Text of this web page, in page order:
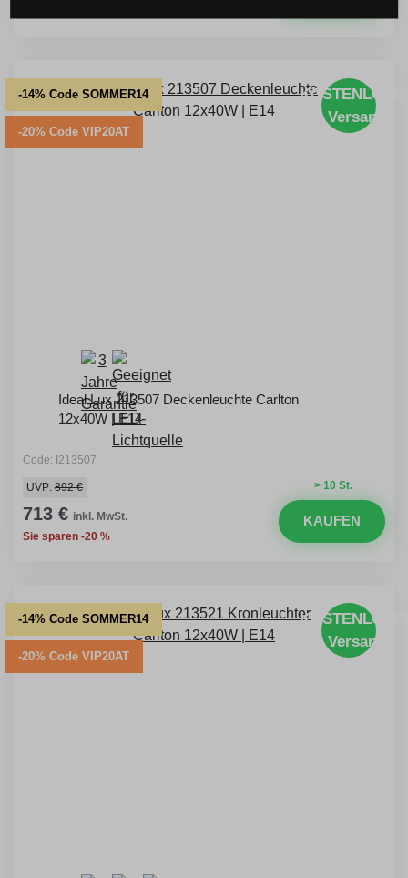
-14% Code SOMMER14
-20% Code VIP20AT
Versand
Ideal Lux 213507 Deckenleuchte Carlton
12x40W | E14
Code: I213507
> 10 St.
UVP: 892 €
713 € inkl. MwSt.
Sie sparen -20 %
KAUFEN
-14% Code SOMMER14
-20% Code VIP20AT
Versand